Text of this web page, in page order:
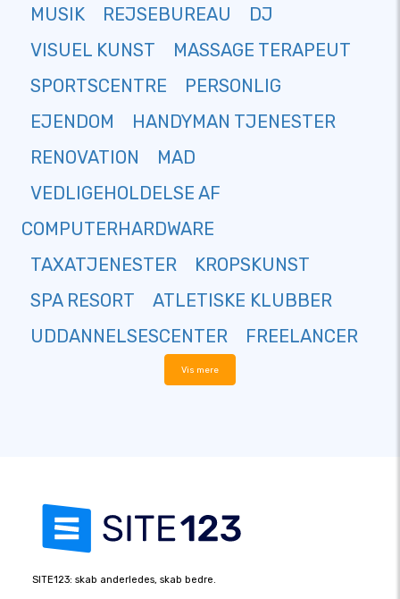
MUSIK
REJSEBUREAU
DJ
VISUEL KUNST
MASSAGE TERAPEUT
SPORTSCENTRE
PERSONLIG
EJENDOM
HANDYMAN TJENESTER
RENOVATION
MAD
VEDLIGEHOLDELSE AF
COMPUTERHARDWARE
TAXATJENESTER
KROPSKUNST
SPA RESORT
ATLETISKE KLUBBER
UDDANNELSESCENTER
FREELANCER
Vis mere
SITE123: skab anderledes, skab bedre.